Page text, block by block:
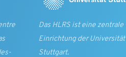
Das HLRS ist eine zentrale
Einrichtung der Universität
Stuttgart.